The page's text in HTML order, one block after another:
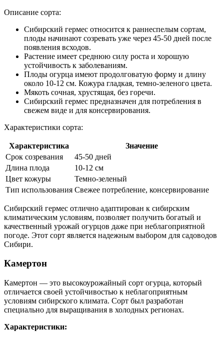
Описание сорта:
Сибирский гермес относится к раннеспелым сортам,
плоды начинают созревать уже через 45-50 дней после
появления всходов.
Растение имеет среднюю силу роста и хорошую
устойчивость к заболеваниям.
Плоды огурца имеют продолговатую форму и длину
около 10-12 см. Кожура гладкая, темно-зеленого цвета.
Мякоть сочная, хрустящая, без горечи.
Сибирский гермес предназначен для потребления в
свежем виде и для консервирования.
Характеристики сорта:
Характеристика
Значение
Срок созревания
45-50 дней
Длина плода
10-12 см
Цвет кожуры
Темно-зеленый
Тип использования Свежее потребление, консервирование
Сибирский гермес отлично адаптирован к сибирским
климатическим условиям, позволяет получить богатый и
качественный урожай огурцов даже при неблагоприятной
погоде. Этот сорт является надежным выбором для садоводов
Сибири.
Камертон
Камертон — это высокоурожайный сорт огурца, который
отличается своей устойчивостью к неблагоприятным
условиям сибирского климата. Сорт был разработан
специально для выращивания в холодных регионах.
Характеристики: